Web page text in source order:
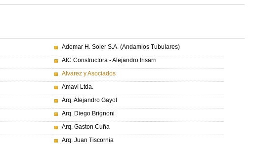
Ademar H. Soler S.A. (Andamios Tubulares)
AIC Constructora - Alejandro Irisarri
Alvarez y Asociados
Amaví Ltda.
Arq. Alejandro Gayol
Arq. Diego Brignoni
Arq. Gaston Cuña
Arq. Juan Tiscornia